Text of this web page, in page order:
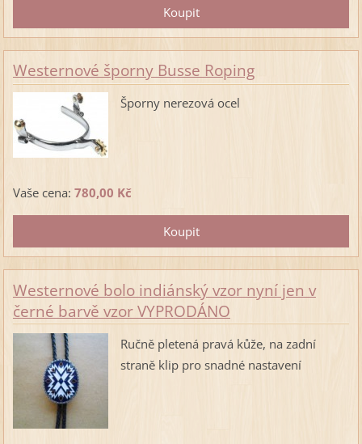
Westernové šporny Busse Roping
Šporny nerezová ocel
Vaše cena: 780,00 Kč
Westernové bolo indiánský vzor nyní jen v
černé barvě vzor VYPRODÁNO
Ručně pletená pravá kůže, na zadní
straně klip pro snadné nastavení